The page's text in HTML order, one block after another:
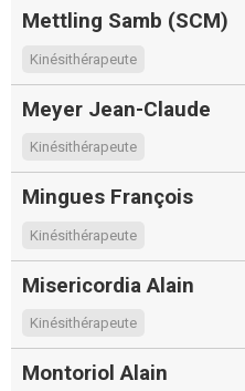
Mettling Samb (SCM)
Kinésithérapeute
Meyer Jean-Claude
Kinésithérapeute
Mingues François
Kinésithérapeute
Misericordia Alain
Kinésithérapeute
Montoriol Alain